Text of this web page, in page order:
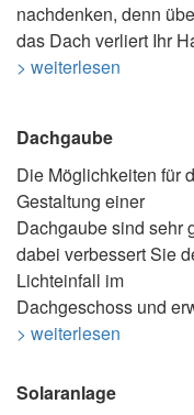
nachdenken, denn
das Dach verliert Ihr
> weiterlesen
Dachgaube
Die Möglichkeiten für
Gestaltung einer
Dachgaube sind sehr
dabei verbessert Sie
Lichteinfall im
Dachgeschoss und
> weiterlesen
Solaranlage